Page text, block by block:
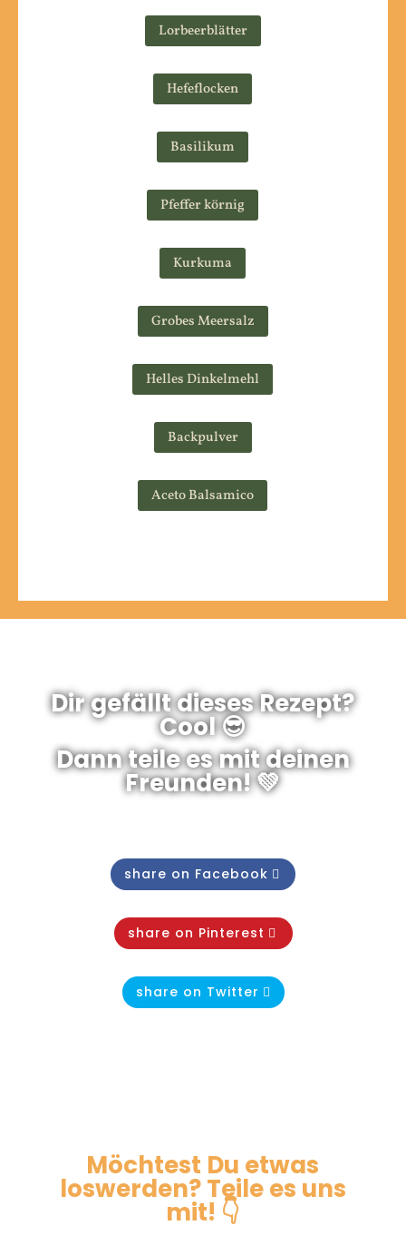
Lorbeerblätter
Hefeflocken
Basilikum
Pfeffer körnig
Kurkuma
Grobes Meersalz
Helles Dinkelmehl
Backpulver
Aceto Balsamico
Dir gefällt dieses Rezept?
Cool 😎
Dann teile es mit deinen
Freunden! 💚
share on Facebook
share on Pinterest
share on Twitter
Möchtest Du etwas
loswerden? Teile es uns
mit! 👇